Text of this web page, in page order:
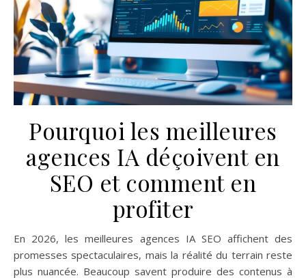
Pourquoi les meilleures
agences IA déçoivent en
SEO et comment en
profiter
En 2026, les meilleures agences IA SEO affichent des
promesses spectaculaires, mais la réalité du terrain reste
plus nuancée. Beaucoup savent produire des contenus à